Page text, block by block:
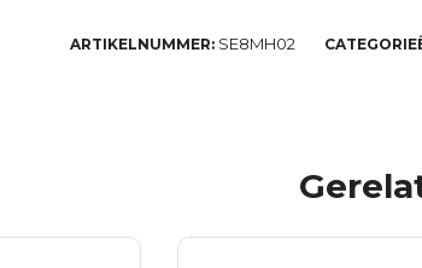
ARTIKELNUMMER: SE8MH02